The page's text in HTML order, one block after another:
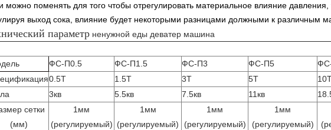
можно поменять для того чтобы отрегулировать материальное влияние
выход сока, влияние будет некоторыми разницами должными к различным
параметр ненужной еды деватер машина
ФС-П0.5 ФС-П1.5 ФС-П3 ФС-П5
0.5Т 1.5Т 3Т 5Т
3кв 5.5кв 7.5кв 11кв
сетки
(мм)
1мм
(регулируемый)
1мм
(регулируемый)
1мм
(регулируемый)
1мм
(регулируемый)